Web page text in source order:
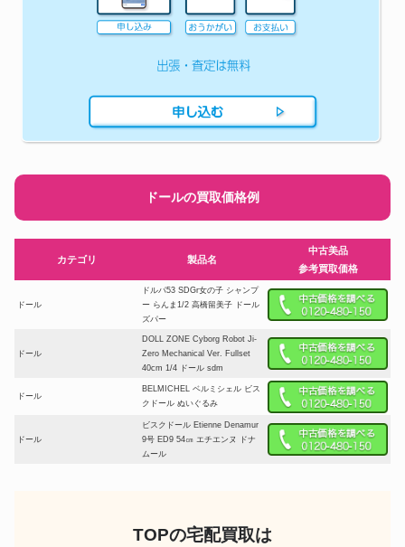
ドールの買取価格例
カテゴリ 製品名
中古美品
参考買取価格
ドール
ドルパ53 SDGr女の子 シャンプ
ー らんま1/2 高橋留美子 ドール
ズパー
ドール
DOLL ZONE Cyborg Robot Ji-
Zero Mechanical Ver. Fullset
40cm 1/4 ドール sdm
ドール
BELMICHEL ベルミシェル ビス
クドール ぬいぐるみ
ドール
ビスクドール Etienne Denamur
9号 ED9 54㎝ エチエンヌ ドナ
ムール
DEPOSE TETE JUMEAU ビス
クドール ジュモー S5275
TOPの宅配買取は